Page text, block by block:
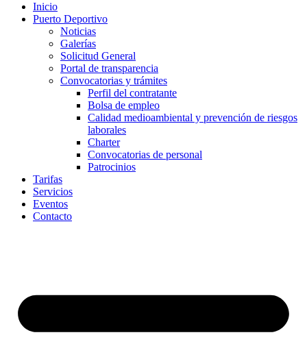
Inicio
Puerto Deportivo
Noticias
Galerías
Solicitud General
Portal de transparencia
Convocatorias y trámites
Perfil del contratante
Bolsa de empleo
Calidad medioambiental y prevención de riesgos
laborales
Charter
Convocatorias de personal
Patrocinios
Tarifas
Servicios
Eventos
Contacto